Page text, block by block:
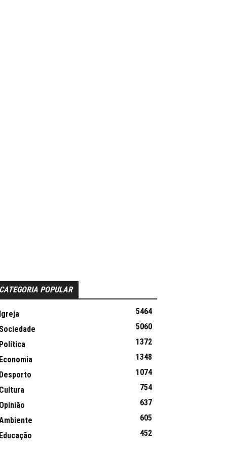
POPULAR
5464
5060
1372
1348
1074
754
637
605
452